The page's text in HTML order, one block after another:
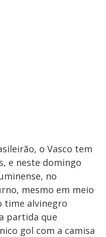
o Vasco tem
e neste domingo
no
mesmo em meio
time alvinegro
partida que
gol com a camisa